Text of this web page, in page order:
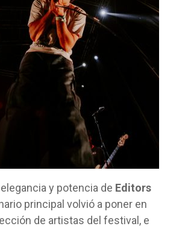
y potencia de Editors
principal volvió a poner en
de artistas del festival, e